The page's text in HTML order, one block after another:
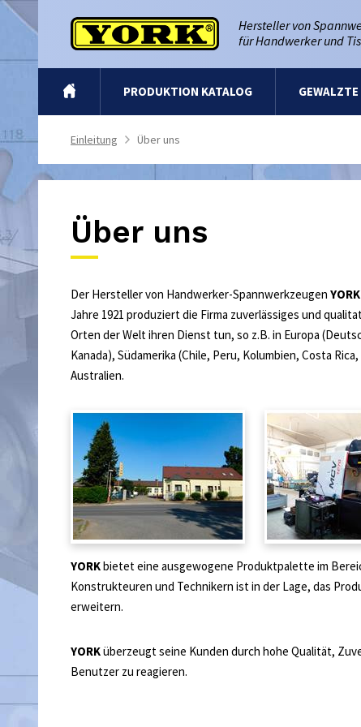
Hersteller von
für Handwerker und
EINTRITT PRODUKTION KATALOG
Einleitung Über uns
Über uns
Der Hersteller von Handwerker-Spannwerkzeugen
Jahre 1921 produziert die Firma zuverlässiges und
Orten der Welt ihren Dienst tun, so z.B. in Europa
Kanada), Südamerika (Chile, Peru, Kolumbien, Costa
Australien.
YORKbietet eine ausgewogene Produktpalette im
Konstrukteuren und Technikern ist in der Lage, das
erweitern.
YORKüberzeugt seine Kunden durch hohe Qualität,
Benutzer zu reagieren.